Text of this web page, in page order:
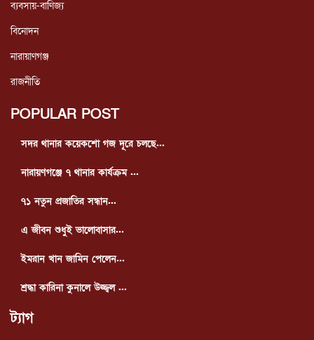
ব্যবসায়-বাণিজ্য
বিনোদন
নারায়াণগঞ্জ
রাজনীতি
POPULAR POST
সদর থানার কয়েকশো গজ দূরে চলছে...
নারায়ণগঞ্জে ৭ থানার কার্যক্রম ...
৭১ নতুন প্রজাতির সন্ধান...
এ জীবন শুধুই ভালোবাসার...
ইমরান খান জামিন পেলেন...
শ্রদ্ধা কারিনা কুনালে উজ্জ্বল ...
ট্যাগ